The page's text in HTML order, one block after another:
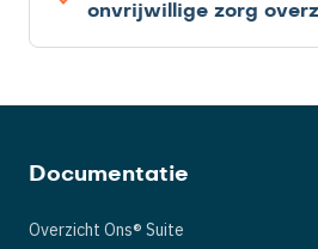
onvrijwillige zorg
Documentatie
Overzicht Ons® Suite